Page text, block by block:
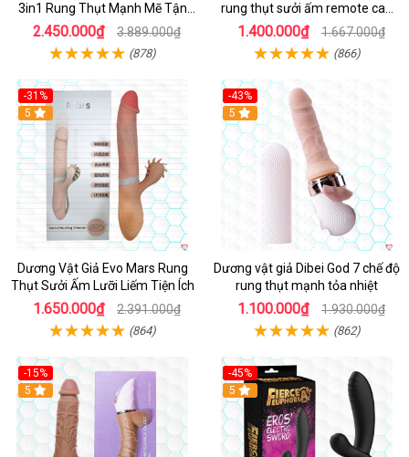
3in1 Rung Thụt Mạnh Mẽ Tận
Hưởng
2.450.000₫ 3.889.000₫
(878)
rung thụt sưởi ấm remote cao
cấp
1.400.000₫ 1.667.000₫
(866)
-31%
5
Dương Vật Giả Evo Mars Rung
Thụt Sưởi Ấm Lưỡi Liếm Tiện Ích
1.650.000₫ 2.391.000₫
(864)
-43%
Hot
5
Dương vật giả Dibei God 7 chế độ
rung thụt mạnh tỏa nhiệt
1.100.000₫ 1.930.000₫
(862)
-15%
5
-45%
5